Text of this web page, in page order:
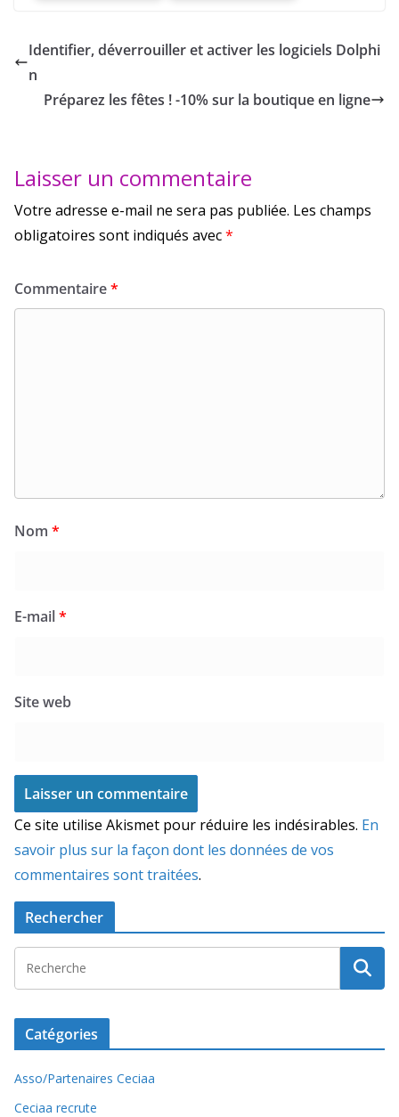
Identifier, déverrouiller et activer les logiciels Dolphi
n
Préparez les fêtes ! -10% sur la boutique en ligne
Laisser un commentaire
Votre adresse e-mail ne sera pas publiée. Les champs
obligatoires sont indiqués avec*
Commentaire*
Nom *
E-mail*
Site web
Ce site utilise Akismet pour réduire les indésirables. En
savoir plus sur la façon dont les données de vos
commentaires sont traitées.
Rechercher
Catégories
Asso/Partenaires Ceciaa
Ceciaa recrute